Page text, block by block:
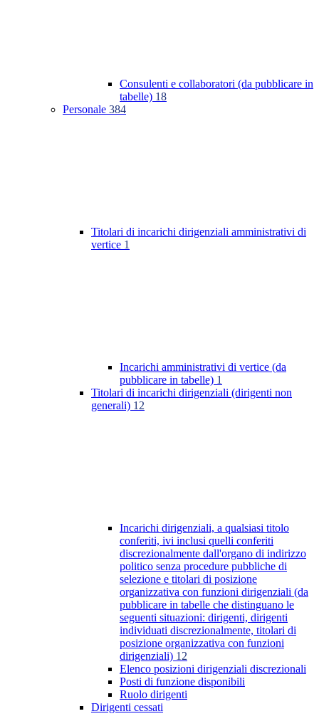
Consulenti e collaboratori (da pubblicare in
tabelle) 18
Personale 384
Titolari di incarichi dirigenziali amministrativi di
vertice 1
Incarichi amministrativi di vertice (da
pubblicare in tabelle) 1
Titolari di incarichi dirigenziali (dirigenti non
generali) 12
Incarichi dirigenziali, a qualsiasi titolo
conferiti, ivi inclusi quelli conferiti
discrezionalmente dall'organo di indirizzo
politico senza procedure pubbliche di
selezione e titolari di posizione
organizzativa con funzioni dirigenziali (da
pubblicare in tabelle che distinguano le
seguenti situazioni: dirigenti, dirigenti
individuati discrezionalmente, titolari di
posizione organizzativa con funzioni
dirigenziali) 12
Elenco posizioni dirigenziali discrezionali
Posti di funzione disponibili
Ruolo dirigenti
Dirigenti cessati